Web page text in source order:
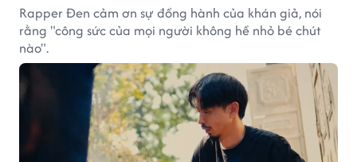
Rapper Đen cảm ơn sự đồng hành của khán giả, nói
rằng "công sức của mọi người không hề nhỏ bé chút
nào".